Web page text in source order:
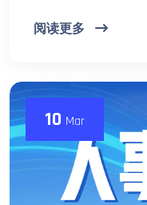
阅读更多
10 Mar